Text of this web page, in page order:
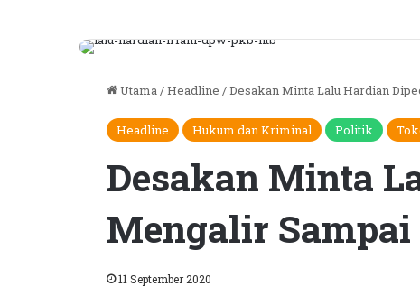
Utama/Headline /Desakan Minta Lalu Hardian
Headline Hukum dan Kriminal Politik
Desakan Minta
Mengalir Sampai
11 September 2020